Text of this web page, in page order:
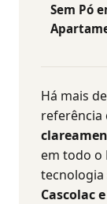
Sem Pó
Há mais
referência
em todo o
tecnologia
Cascolac